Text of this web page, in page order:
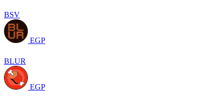
BSV
EGP
BLUR
EGP